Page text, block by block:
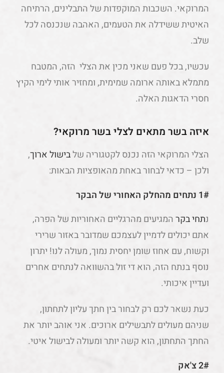
המרוקאי. השכבות המוקפדות של התבלינים, הרתיחה
האיטית ששידלה את הטעמים, האהבה שנכנסה לכל
שלב.
עכשיו, בכל פעם שאני מכין את הצלי הזה, המטבח
מתמלא באותה ארומה שמימית, ומחזיר אותי לימי הקיץ
חסרי הדאגות האלה.
איזה בשר מתאים לצלי בשר מרוקאי?
הצלי המרוקאי הזה נכנס לקטגוריה שלבישול ארוך,
ולכן – כדאי לבחור באחת מהאופציות הבאות:
1# נתחים מהחלק האחורי של הבקר
נתחי בקרהמגיעים מהרגליים האחוריות של הפרה,
אתם יכולים לדמיין לעצמכם שמדובר באזור שרירי
וקשוח, עם אחוז שומן יחסית נמוך, מעולה לנו! יתרון
נוסף בנתח הזה, הוא די זול בהשוואה לנתחים אחרים
ועדיין איכותי.
כעת נשאר לכם רק לבחור בין חתך עליון לתחתון,
שניהם מעולים לתבשילים ארוכים. אני אוהב יותר את
החתך התחתון, הוא קשה יותר ומעולה לבישול איטי.
2# צ'אק